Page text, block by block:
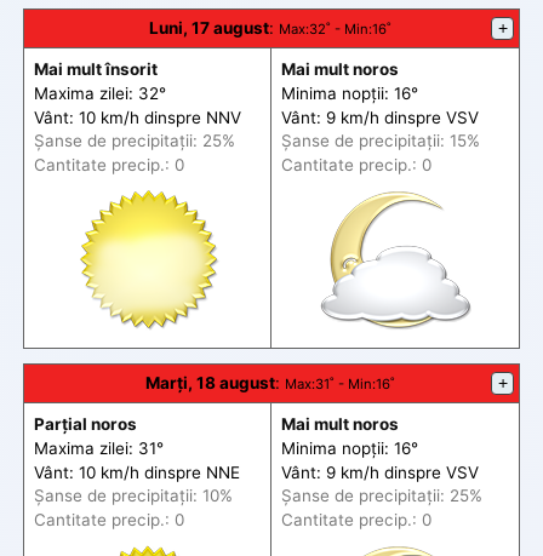
Luni, 17 august: Max:32˚ - Min:16˚ +
Mai mult însorit
Maxima zilei: 32°
Vânt: 10 km/h dinspre NNV
Șanse de precipitații: 25%
Cantitate precip.: 0
Mai mult noros
Minima nopții: 16°
Vânt: 9 km/h dinspre VSV
Șanse de precipitații: 15%
Cantitate precip.: 0
Marți, 18 august: Max:31˚ - Min:16˚ +
Parțial noros
Maxima zilei: 31°
Vânt: 10 km/h dinspre NNE
Șanse de precipitații: 10%
Cantitate precip.: 0
Mai mult noros
Minima nopții: 16°
Vânt: 9 km/h dinspre VSV
Șanse de precipitații: 25%
Cantitate precip.: 0